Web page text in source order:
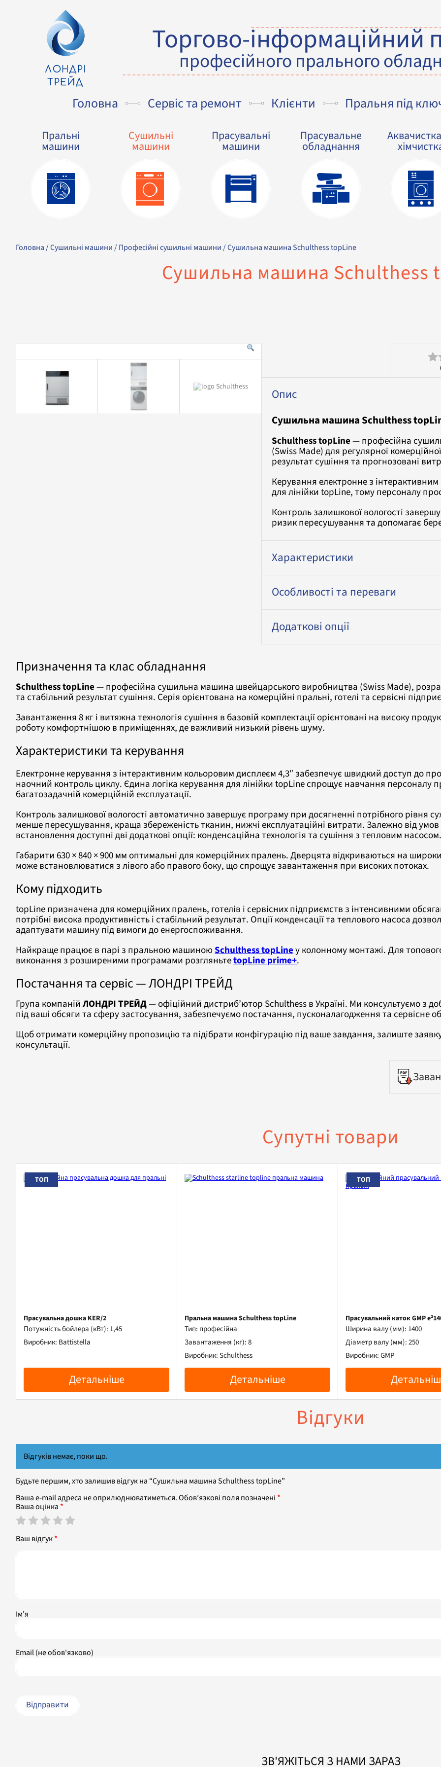
Торгово-інформаційний
професійного прального
Головна Сервіс та ремонт Клієнти Пральня під
Пральні
машини
Сушильні
машини
Прасувальні
машини
Прасувальне
обладнання
Головна/Сушильні машини/Професійні сушильні машини/ Сушильна машина Schulthess topLine
Сушильна машина Schulthess
з
Опис
Сушильна машина Schulthess
Schulthess topLine— професійна
(Swiss Made) для регулярної
результат сушіння та прогнозовані
Керування електронне з
для лінійки topLine, тому персоналу
Контроль залишкової вологості
ризик пересушування та допомагає
Характеристики
Особливості та переваги
Додаткові опції
Призначення та клас обладнання
Schulthess topLine— професійна сушильна машина швейцарського виробництва (Swiss Made),
та стабільний результат сушіння. Серія орієнтована на комерційні пральні, готелі та сервісні
Завантаження 8 кг і витяжна технологія сушіння в базовій комплектації орієнтовані на високу
роботу комфортнішою в приміщеннях, де важливий низький рівень шуму.
Характеристики та керування
Електронне керування з інтерактивним кольоровим дисплеєм 4,3″ забезпечує швидкий доступ до
наочний контроль циклу. Єдина логіка керування для лінійки topLine спрощує навчання персоналу
багатозадачній комерційній експлуатації.
Контроль залишкової вологості автоматично завершує програму при досягненні потрібного рівня
менше пересушування, краща збереженість тканин, нижчі експлуатаційні витрати. Залежно від умов
встановлення доступні дві додаткові опції: конденсаційна технологія та сушіння з тепловим насосом.
Габарити 630 × 840 × 900 мм оптимальні для комерційних пралень. Дверцята відкриваються на
може встановлюватися з лівого або правого боку, що спрощує завантаження при високих потоках.
Кому підходить
topLine призначена для комерційних пралень, готелів і сервісних підприємств з інтенсивними
потрібні висока продуктивність і стабільний результат. Опції конденсації та теплового насоса
адаптувати машину під вимоги до енергоспоживання.
Найкраще працює в парі з пральною машиноюSchulthess topLineу колонному монтажі. Для
виконання з розширеними програмами розгляньтеtopLine prime+.
Постачання та сервіс — ЛОНДРІ ТРЕЙД
Група компанійЛОНДРІ ТРЕЙД— офіційний дистриб’ютор Schulthess в Україні. Ми консультуємо з
під ваші обсяги та сферу застосування, забезпечуємо постачання, пусконалагодження та сервісне
Щоб отримати комерційну пропозицію та підібрати конфігурацію під ваше завдання, залиште
консультації.
Супутні товари
ТОП
Прасувальна дошка KER/2
Потужність бойлера (кВт): 1,45
Виробник: Battistella
Детальніше
Пральна машина Schulthess topLine
Тип: професійна
Завантаження (кг): 8
Виробник: Schulthess
Детальніше
ТОП
Прасувальний каток GMP
Ширина валу (мм): 1400
Діаметр валу (мм): 250
Виробник: GMP
Відгуки
Відгуків немає, поки що.
Будьте першим, хто залишив відгук на “Сушильна машина Schulthess topLine”
Ваша e-mail адреса не оприлюднюватиметься.Обов’язкові поля позначені *
Ваша оцінка *
Ваш відгук*
Ім'я
Email (не обов'язково)
ЗВ'ЯЖІТЬСЯ З НАМИ ЗАРАЗ